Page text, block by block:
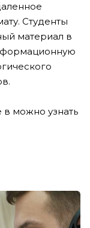
Студенты
материал в
можно узнать